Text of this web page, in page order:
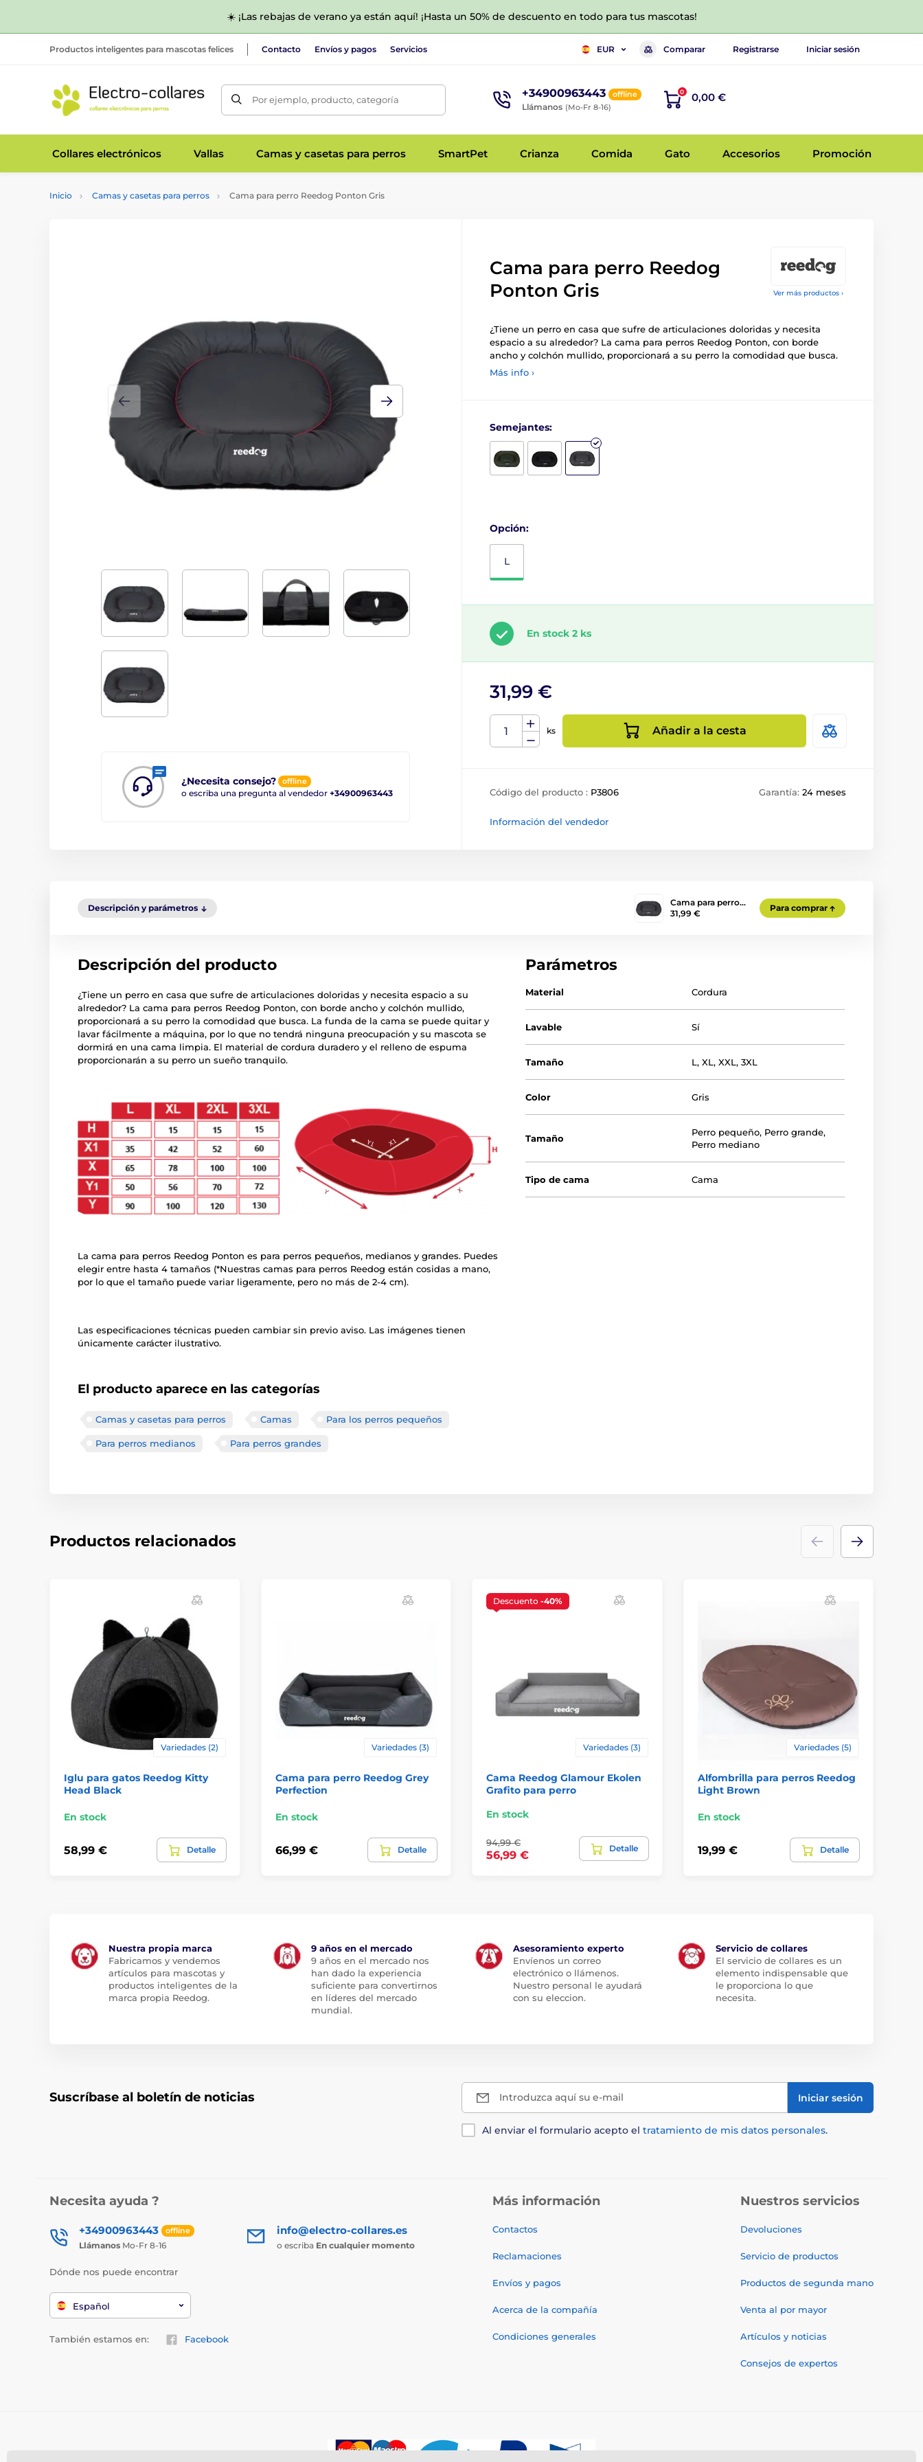
☀️ ¡Las rebajas de verano ya están aquí! ¡Hasta un 50% de descuento en todo para tus mascotas!
Productos inteligentes para mascotas felices Contacto Envíos y pagos Servicios EUR Comparar Registrarse Iniciar sesión
Por ejemplo, producto, categoría +34900963443 offline
Llámanos (Mo-Fr 8-16)
0 0,00 €
Collares electrónicos Vallas Camas y casetas para perros SmartPet Crianza Comida Gato Accesorios Promoción
Inicio Camas y casetas para perros Cama para perro Reedog Ponton Gris
Ver más productos ›
¿Necesita consejo? offline
o escriba una pregunta al vendedor +34900963443
Cama para perro Reedog
Ponton Gris
¿Tiene un perro en casa que sufre de articulaciones doloridas y necesita
espacio a su alrededor? La cama para perros Reedog Ponton, con borde
ancho y colchón mullido, proporcionará a su perro la comodidad que busca.
Más info ›
Semejantes:
Opción:
L
En stock 2 ks
31,99 €
ks Añadir a la cesta
Código del producto : P3806 Garantía: 24 meses
Información del vendedor
Descripción y parámetros
Cama para perro…
31,99 €
Para comprar
Descripción del producto
¿Tiene un perro en casa que sufre de articulaciones doloridas y necesita espacio a su
alrededor? La cama para perros Reedog Ponton, con borde ancho y colchón mullido,
proporcionará a su perro la comodidad que busca. La funda de la cama se puede quitar y
lavar fácilmente a máquina, por lo que no tendrá ninguna preocupación y su mascota se
dormirá en una cama limpia. El material de cordura duradero y el relleno de espuma
proporcionarán a su perro un sueño tranquilo.
La cama para perros Reedog Ponton es para perros pequeños, medianos y grandes. Puedes
elegir entre hasta 4 tamaños (*Nuestras camas para perros Reedog están cosidas a mano,
por lo que el tamaño puede variar ligeramente, pero no más de 2-4 cm).
Las especificaciones técnicas pueden cambiar sin previo aviso. Las imágenes tienen
únicamente carácter ilustrativo.
El producto aparece en las categorías
Camas y casetas para perros Camas Para los perros pequeños
Para perros medianos Para perros grandes
Parámetros
Material Cordura
Lavable Sí
Tamaño L,XL,XXL,3XL
Color Gris
Tamaño
Perro pequeño, Perro grande,
Perro mediano
Tipo de cama Cama
Productos relacionados
Variedades (2)
Iglu para gatos Reedog Kitty
Head Black
En stock
58,99 € Detalle
Variedades (3)
Cama para perro Reedog Grey
Perfection
En stock
66,99 € Detalle
Descuento -40%
Variedades (3)
Cama Reedog Glamour Ekolen
Grafito para perro
En stock
94,99 €
56,99 €
Detalle
Variedades (5)
Alfombrilla para perros Reedog
Light Brown
En stock
19,99 € Detalle
Nuestra propia marca
Fabricamos y vendemos
artículos para mascotas y
productos inteligentes de la
marca propia Reedog.
9 años en el mercado
9 años en el mercado nos
han dado la experiencia
suficiente para convertirnos
en líderes del mercado
mundial.
Asesoramiento experto
Envíenos un correo
electrónico o llámenos.
Nuestro personal le ayudará
con su eleccion.
Servicio de collares
El servicio de collares es un
elemento indispensable que
le proporciona lo que
necesita.
Suscríbase al boletín de noticias Introduzca aquí su e-mail Iniciar sesión
Al enviar el formulario acepto el tratamiento de mis datos personales.
Necesita ayuda ?
+34900963443 offline
Llámanos Mo-Fr 8-16
info@electro-collares.es
o escriba En cualquier momento
Dónde nos puede encontrar
Español
También estamos en: Facebook
Más información
Contactos
Reclamaciones
Envíos y pagos
Acerca de la compañía
Condiciones generales
Nuestros servicios
Devoluciones
Servicio de productos
Productos de segunda mano
Venta al por mayor
Artículos y noticias
Consejos de expertos